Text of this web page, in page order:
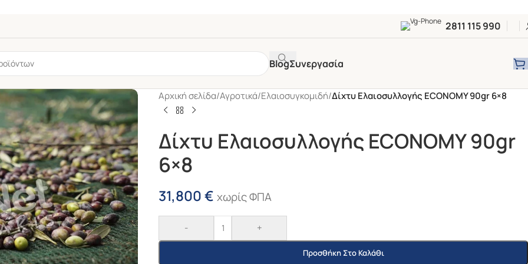
Γωνία
2811 115 990
BlogΣυνεργασία
Αρχική σελίδα/Αγροτικά/Ελαιοσυγκομιδή/Δίχτυ Ελαιοσυλλογής ECONOMY 90gr 6×8
Δίχτυ Ελαιοσυλλογής ECONOMY 90gr
6×8
31,800€ χωρίς ΦΠΑ
- +
Προσθήκη Στο Καλάθι